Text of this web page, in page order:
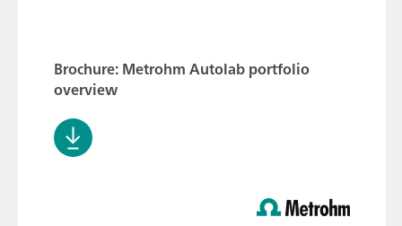
Brochure: Metrohm Autolab portfolio
overview